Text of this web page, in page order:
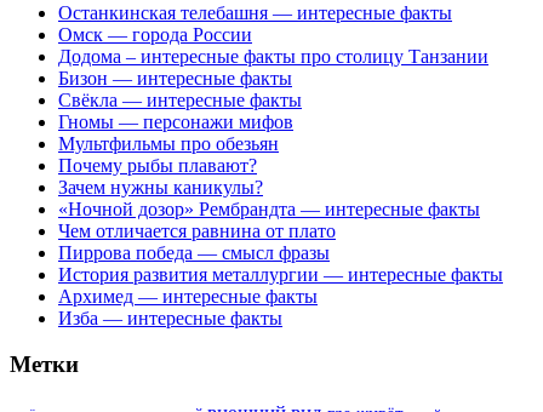
Останкинская телебашня — интересные факты
Омск — города России
Додома – интересные факты про столицу Танзании
Бизон — интересные факты
Свёкла — интересные факты
Гномы — персонажи мифов
Мультфильмы про обезьян
Почему рыбы плавают?
Зачем нужны каникулы?
«Ночной дозор» Рембрандта — интересные факты
Чем отличается равнина от плато
Пиррова победа — смысл фразы
История развития металлургии — интересные факты
Архимед — интересные факты
Изба — интересные факты
Метки